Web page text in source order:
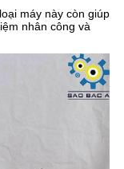
máy này còn giúp
nhân công và